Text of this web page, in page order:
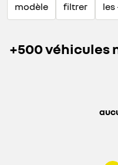
modèle filtrer
+500 véhicules